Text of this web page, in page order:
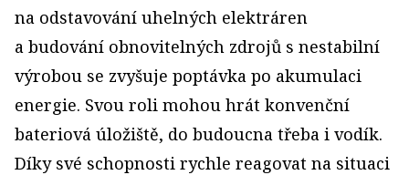
na odstavování uhelných elektráren
a budování obnovitelných zdrojů s nestabilní
výrobou se zvyšuje poptávka po akumulaci
energie. Svou roli mohou hrát konvenční
bateriová úložiště, do budoucna třeba i vodík.
Díky své schopnosti rychle reagovat na situaci